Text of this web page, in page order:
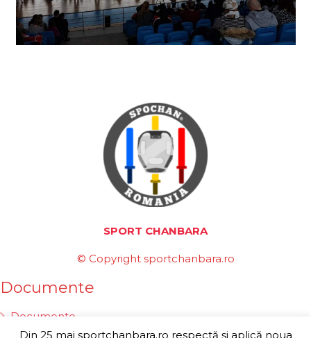
SPORT CHANBARA
© Copyright sportchanbara.ro
Documente
Documente
Din 25 mai sportchanbara.ro respectă și aplică noua